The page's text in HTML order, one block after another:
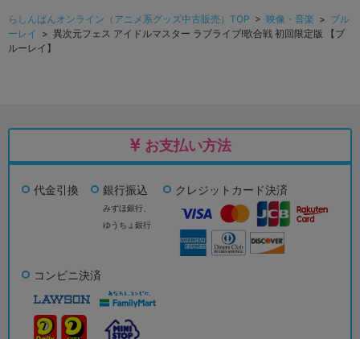
らしんばんオンライン（アニメ系グッズ中古販売）TOP > 映像・音楽 > ブル
ーレイ > 異次元フェス アイドルマスター ラブライブ!歌合戦 初回限定版 【ブ
ルーレイ】
お支払い方法
代金引換 銀行振込
みずほ銀行、
ゆうちょ銀行
クレジットカード決済
コンビニ決済